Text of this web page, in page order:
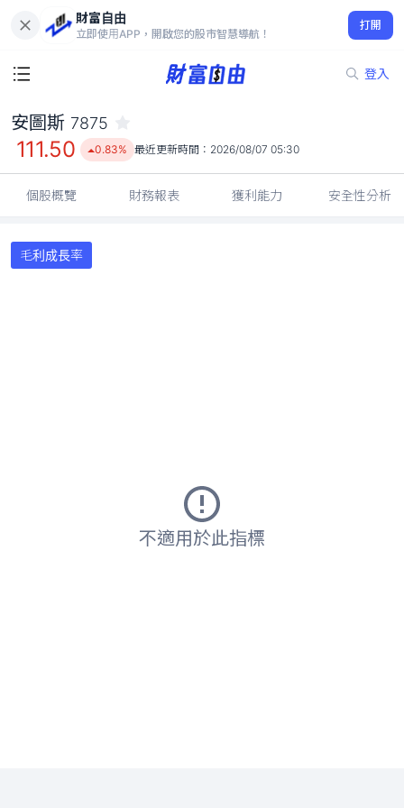
財富自由
立即使用APP，開啟您的股市智慧導航！
打開
登入
111.50
0.83%
安圖斯 7875
111.50 0.83% 最近更新時間： 2026/08/07 05:30
個股概覽 財務報表 獲利能力 安全性分析
毛利成長率
不適用於此指標